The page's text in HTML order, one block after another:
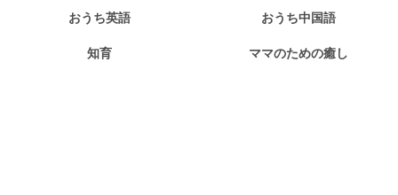
おうち英語 おうち中国語
知育 ママのための癒し